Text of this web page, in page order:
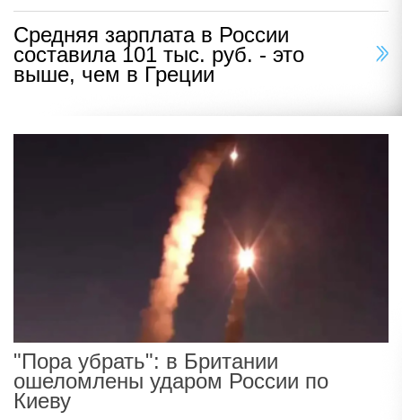
Средняя зарплата в России
составила 101 тыс. руб. - это
выше, чем в Греции
"Пора убрать": в Британии
ошеломлены ударом России по
Киеву